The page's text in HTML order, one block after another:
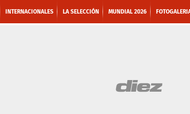
INTERNACIONALES LA SELECCIÓN MUNDIAL 2026